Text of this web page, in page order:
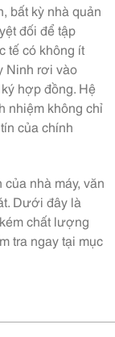
bất kỳ nhà quản
đối để tập
tế có không ít
Ninh rơi vào
hợp đồng. Hệ
nhiệm không chỉ
của chính
nhà máy, văn
Dưới đây là
chất lượng
tra ngay tại mục